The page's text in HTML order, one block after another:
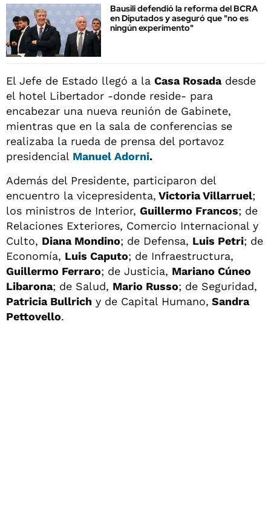
Bausili defendió la reforma del BCRA
en Diputados y aseguró que "no es
ningún experimento"
El Jefe de Estado llegó a la Casa Rosadadesde
el hotel Libertador -donde reside- para
encabezar una nueva reunión de Gabinete,
mientras que en la sala de conferencias se
realizaba la rueda de prensa del portavoz
presidencial Manuel Adorni.
Además del Presidente, participaron del
encuentro la vicepresidenta, Victoria Villarruel;
los ministros de Interior, Guillermo Francos; de
Relaciones Exteriores, Comercio Internacional y
Culto, Diana Mondino; de Defensa, Luis Petri; de
Economía, Luis Caputo; de Infraestructura,
Guillermo Ferraro; de Justicia, Mariano Cúneo
Libarona; de Salud, Mario Russo; de Seguridad,
Patricia Bullrich y de Capital Humano, Sandra
Pettovello.